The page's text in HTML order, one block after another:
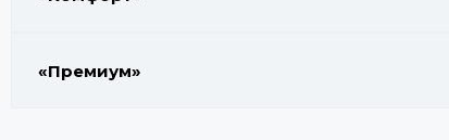
«Премиум»